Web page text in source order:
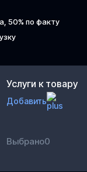
50% по факту
Услуги к товару
Добавить
Выбрано0